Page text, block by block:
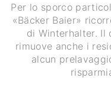
Per lo sporco
«Bäcker Baier»
di Winterhalter. Il
rimuove anche i
alcun